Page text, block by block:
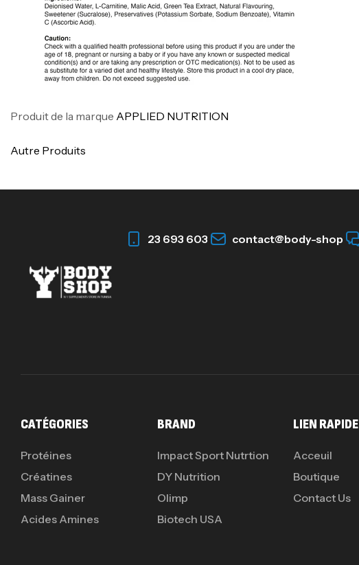
Produit de la marque APPLIED NUTRITION
Autre Produits
23 693 603 contact@body-shop
CATÉGORIES
Protéines
Créatines
Mass Gainer
Acides Amines
BRAND
Impact Sport Nutrtion
DY Nutrition
Olimp
Biotech USA
LIEN RAPIDE
Acceuil
Boutique
Contact Us